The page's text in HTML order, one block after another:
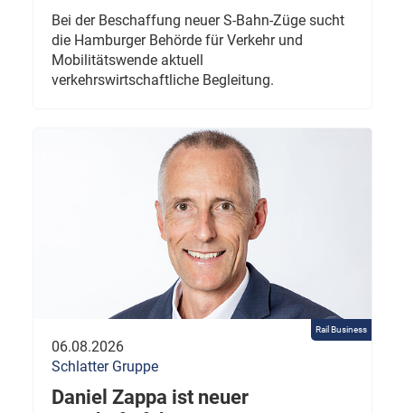
Bei der Beschaffung neuer S-Bahn-Züge sucht
die Hamburger Behörde für Verkehr und
Mobilitätswende aktuell
verkehrswirtschaftliche Begleitung.
Rail Business
06.08.2026
Schlatter Gruppe
Daniel Zappa ist neuer